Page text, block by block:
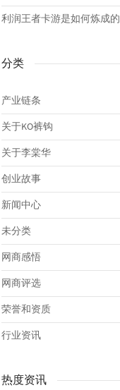
利润王者卡游是如何炼成的
分类
产业链条
关于KO裤钩
关于李棠华
创业故事
新闻中心
未分类
网商感悟
网商评选
荣誉和资质
行业资讯
热度资讯